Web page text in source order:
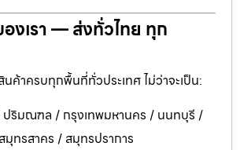
งเรา — ส่งทั่วไทย ทุก
นค้าครบทุกพื้นที่ทั่วประเทศ ไม่ว่าจะเป็น:
ปริมณฑล / กรุงเทพมหานคร / นนทบุรี /
ทรสาคร / สมุทรปราการ